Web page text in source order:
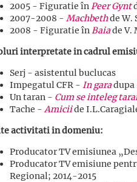
2005 - Figuratie înPeer Gynt
2007-2008 - Machbethde W.
2008 - Figuratie înBaiade V.
interpretate in cadrul
Serj - asistentul buclucas
Impegatul CFR - In garadupa
Un taran - Cum se inteleg
Tache - Amiciide
activitati in domeniu:
Producator TV emisiunea
Producator TV emisiune
Regional; 2014-2015